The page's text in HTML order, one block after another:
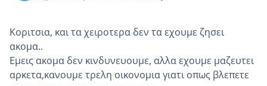
Κοριτσια, και τα χειροτερα δεν τα εχουμε ζησει
ακομα..
Εμεις ακομα δεν κινδυνευουμε, αλλα εχουμε μαζευτει
αρκετα,κανουμε τρελη οικονομια γιατι οπως βλεπετε